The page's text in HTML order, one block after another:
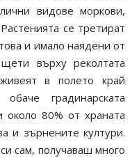
видове моркови,
се третират
и имало наядени от
върху реколтата
в полето край
градинарската
около 80% от храната
и зърнените култури.
сам, получаваш много